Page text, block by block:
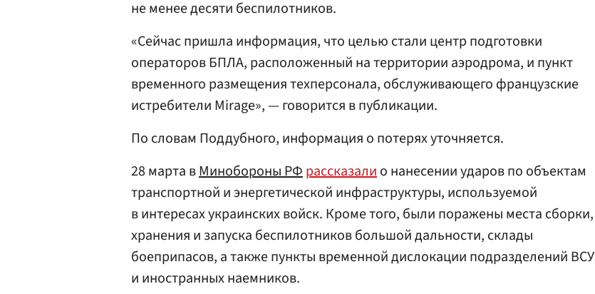
не менее десяти беспилотников.
«Сейчас пришла информация, что целью стали центр подготовки
операторов БПЛА, расположенный на территории аэродрома, и пункт
временного размещения техперсонала, обслуживающего французские
истребители Mirage», — говорится в публикации.
По словам Поддубного, информация о потерях уточняется.
28 марта вМинобороны РФрассказалио нанесении ударов по объектам
транспортной и энергетической инфраструктуры, используемой
в интересах украинских войск. Кроме того, были поражены места сборки,
хранения и запуска беспилотников большой дальности, склады
боеприпасов, а также пункты временной дислокации подразделений ВСУ
и иностранных наемников.